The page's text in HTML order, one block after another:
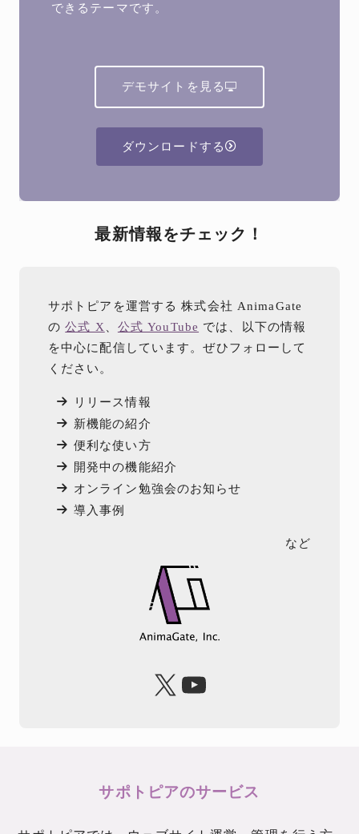
できるテーマです。
デモサイトを見る
ダウンロードする
最新情報をチェック！
サポトピアを運営する 株式会社 AnimaGate
の公式 X 公式 YouTube では、以下の情報
を中心に配信しています。ぜひフォローして
ください。
リリース情報
新機能の紹介
便利な使い方
開発中の機能紹介
オンライン勉強会のお知らせ
導入事例
など
X YouTube
サポトピアのサービス